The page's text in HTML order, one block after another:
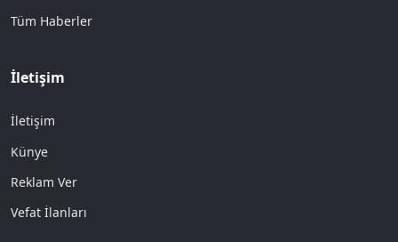
Tüm Haberler
İletişim
İletişim
Künye
Reklam Ver
Vefat İlanları